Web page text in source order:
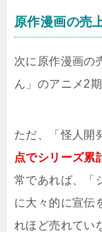
原作漫画の売
次に原作漫画の
ん」のアニメ2
ただ、「怪人開
点でシリーズ累
常であれば、「
に大々的に宣伝
れほど売れてい